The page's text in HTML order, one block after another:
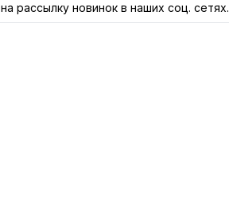
на рассылку новинок в наших соц. сетях.